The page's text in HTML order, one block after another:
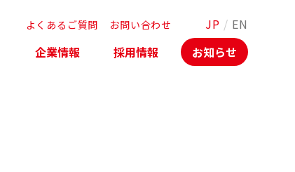
企業情報 採用情報 お知らせ
よくあるご質問 お問い合わせ JP / EN